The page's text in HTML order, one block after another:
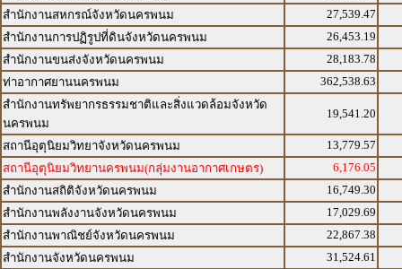
สำนักงานสหกรณ์จังหวัดนครพนม
27,539.47
สำนักงานการปฏิรูปที่ดินจังหวัดนครพนม
26,453.19
สำนักงานขนส่งจังหวัดนครพนม
28,183.78
ท่าอากาศยานนครพนม
362,538.63
สำนักงานทรัพยากรธรรมชาติและสิ่งแวดล้อมจังหวัด
นครพนม
19,541.20
สถานีอุตุนิยมวิทยาจังหวัดนครพนม
13,779.57
สถานีอุตุนิยมวิทยานครพนม(กลุ่มงานอากาศเกษตร)
6,176.05
สำนักงานสถิติจังหวัดนครพนม
16,749.30
สำนักงานพลังงานจังหวัดนครพนม
17,029.69
สำนักงานพาณิชย์จังหวัดนครพนม
22,867.38
สำนักงานจังหวัดนครพนม
31,524.61